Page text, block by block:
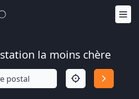
la moins chère